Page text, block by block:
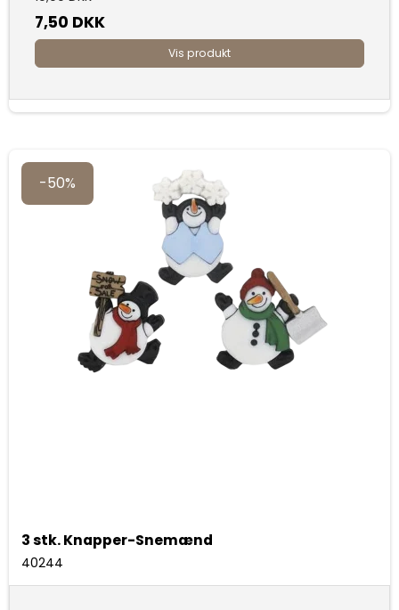
7,50 DKK
Vis produkt
-50%
3 stk. Knapper-Snemænd
40244